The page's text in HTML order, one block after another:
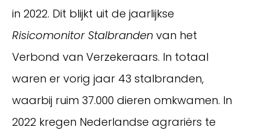
in 2022. Dit blijkt uit de jaarlijkse
Risicomonitor Stalbranden van het
Verbond van Verzekeraars. In totaal
waren er vorig jaar 43 stalbranden,
waarbij ruim 37.000 dieren omkwamen. In
2022 kregen Nederlandse agrariërs te